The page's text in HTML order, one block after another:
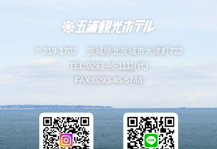
〒319-1702
茨城県北茨城市大津町722
TEL:0293-46-1111(代)
FAX:0293-46-5748
周辺観光 お問い合わせ
宿泊約款・
プライバシーポリシー 団体・グループプラン
日帰り入浴 パンフレット